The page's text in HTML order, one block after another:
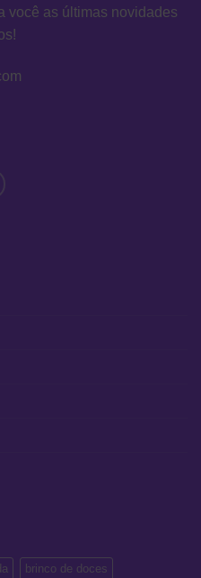
você as últimas novidades
brinco de doces